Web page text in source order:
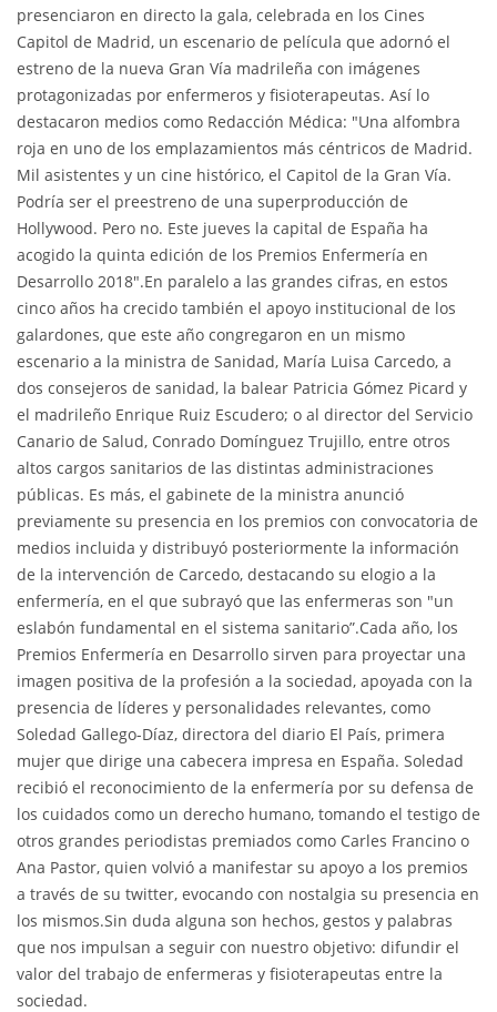
presenciaron en directo la gala, celebrada en los Cines
Capitol de Madrid, un escenario de película que adornó el
estreno de la nueva Gran Vía madrileña con imágenes
protagonizadas por enfermeros y fisioterapeutas. Así lo
destacaron medios como Redacción Médica: "Una alfombra
roja en uno de los emplazamientos más céntricos de Madrid.
Mil asistentes y un cine histórico, el Capitol de la Gran Vía.
Podría ser el preestreno de una superproducción de
Hollywood. Pero no. Este jueves la capital de España ha
acogido la quinta edición de los Premios Enfermería en
Desarrollo 2018".En paralelo a las grandes cifras, en estos
cinco años ha crecido también el apoyo institucional de los
galardones, que este año congregaron en un mismo
escenario a la ministra de Sanidad, María Luisa Carcedo, a
dos consejeros de sanidad, la balear Patricia Gómez Picard y
el madrileño Enrique Ruiz Escudero; o al director del Servicio
Canario de Salud, Conrado Domínguez Trujillo, entre otros
altos cargos sanitarios de las distintas administraciones
públicas. Es más, el gabinete de la ministra anunció
previamente su presencia en los premios con convocatoria de
medios incluida y distribuyó posteriormente la información
de la intervención de Carcedo, destacando su elogio a la
enfermería, en el que subrayó que las enfermeras son "un
eslabón fundamental en el sistema sanitario”.Cada año, los
Premios Enfermería en Desarrollo sirven para proyectar una
imagen positiva de la profesión a la sociedad, apoyada con la
presencia de líderes y personalidades relevantes, como
Soledad Gallego-Díaz, directora del diario El País, primera
mujer que dirige una cabecera impresa en España. Soledad
recibió el reconocimiento de la enfermería por su defensa de
los cuidados como un derecho humano, tomando el testigo de
otros grandes periodistas premiados como Carles Francino o
Ana Pastor, quien volvió a manifestar su apoyo a los premios
a través de su twitter, evocando con nostalgia su presencia en
los mismos.Sin duda alguna son hechos, gestos y palabras
que nos impulsan a seguir con nuestro objetivo: difundir el
valor del trabajo de enfermeras y fisioterapeutas entre la
sociedad.